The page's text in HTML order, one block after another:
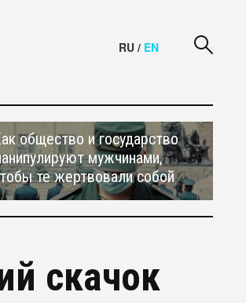
RU / EN
общество и государство
мужчинами,
те жертвовали собой
скачок